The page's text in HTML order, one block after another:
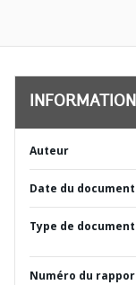
INFORMATION
Auteur
Date du document
Type de document
Numéro du